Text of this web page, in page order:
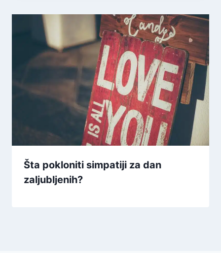
Šta pokloniti simpatiji za dan
zaljubljenih?